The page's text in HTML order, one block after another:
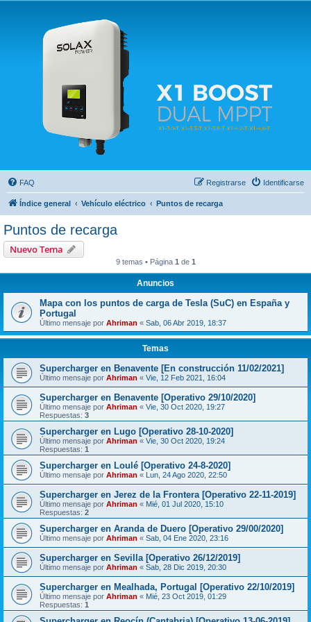
Solax FAQ
Lugar para intercambiar dudas sobre inversores solares Solax y temas relacionados.
FAQ Identificarse
Registrarse
Índice general Vehículo eléctrico Puntos de recarga
Puntos de recarga
Nuevo Tema
9 temas • Página 1 de 1
Anuncios
Mapa con los puntos de carga de Tesla (SuC) en España y
Portugal
Último mensaje por Ahriman « Sab, 06 Abr 2019, 18:37
Temas
Supercharger en Benavente [En construcción 11/02/2021]
Último mensaje por Ahriman « Vie, 12 Feb 2021, 16:04
Supercharger en Benavente [Operativo 29/10/2020]
Último mensaje por Ahriman « Vie, 30 Oct 2020, 19:27
Respuestas: 3
Supercharger en Lugo [Operativo 28-10-2020]
Último mensaje por Ahriman « Vie, 30 Oct 2020, 19:24
Respuestas: 1
Supercharger en Loulé [Operativo 24-8-2020]
Último mensaje por Ahriman « Lun, 24 Ago 2020, 22:50
Supercharger en Jerez de la Frontera [Operativo 22-11-2019]
Último mensaje por Ahriman « Mié, 01 Jul 2020, 15:10
Respuestas: 2
Supercharger en Aranda de Duero [Operativo 29/00/2020]
Último mensaje por Ahriman « Sab, 04 Ene 2020, 23:16
Supercharger en Sevilla [Operativo 26/12/2019]
Último mensaje por Ahriman « Sab, 28 Dic 2019, 20:30
Supercharger en Mealhada, Portugal [Operativo 22/10/2019]
Último mensaje por Ahriman « Mié, 23 Oct 2019, 01:29
Respuestas: 1